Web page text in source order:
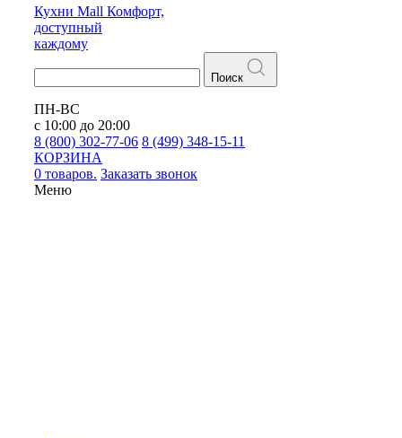
Кухни Mall Комфорт,
доступный
каждому
Поиск
ПН-ВС
с 10:00 до 20:00
8 (800) 302-77-06 8 (499) 348-15-11
КОРЗИНА
0 товаров. Заказать звонок
Меню